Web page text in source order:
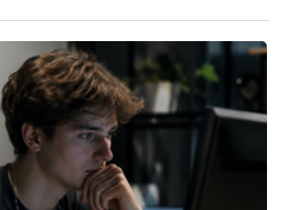
сотрудников сокращения
а для внешнего
о возможных
В результате увольнения
в фактор, который
работодателя.